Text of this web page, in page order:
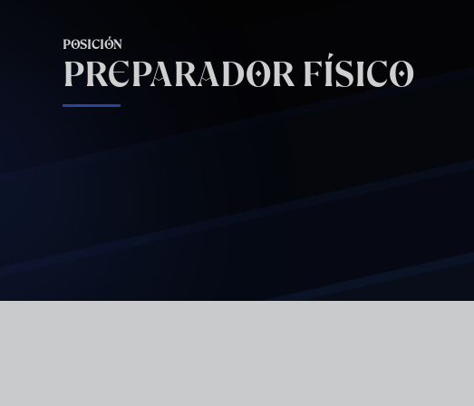
POSICIÓN
PREPARADOR FÍSICO